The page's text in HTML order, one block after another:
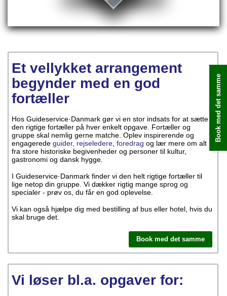
Et vellykket arrangement
begynder med en god
fortæller
Hos Guideservice·Danmark gør vi en stor indsats for at sætte
den rigtige fortæller på hver enkelt opgave. Fortæller og
gruppe skal nemlig gerne matche. Oplev inspirerende og
engagerede guider, rejseledere foredrag og lær mere om alt
fra store historiske begivenheder og personer til kultur,
gastronomi og dansk hygge.
I Guideservice·Danmark finder vi den helt rigtige fortæller til
lige netop din gruppe. Vi dækker rigtig mange sprog og
specialer - prøv os, du får en god oplevelse.
Vi kan også hjælpe dig med bestilling af bus eller hotel, hvis du
skal bruge det.
Book med det samme
Vi løser bl.a. opgaver for:
Book med det samme